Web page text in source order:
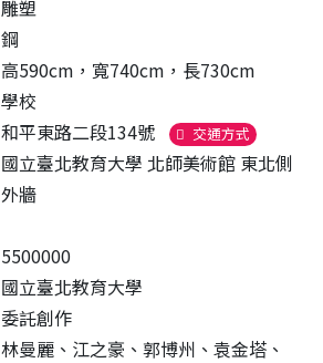
雕塑
鋼
高590cm，寬740cm，長730cm
學校
和平東路二段134號 交通方式（另開新
國立臺北教育大學 北師美術館 東北側
外牆
5500000
國立臺北教育大學
委託創作
林曼麗、江之豪、郭博州、袁金塔、